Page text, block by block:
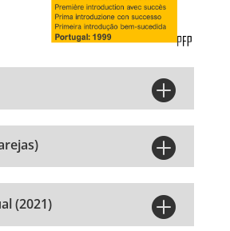


(2021) 